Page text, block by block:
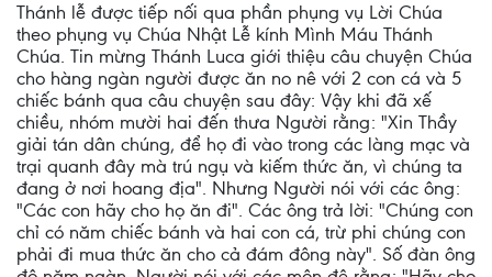
Thánh lễ được tiếp nối qua phần phụng vụ Lời Chúa
theo phụng vụ Chúa Nhật Lễ kính Mình Máu Thánh
Chúa. Tin mừng Thánh Luca giới thiệu câu chuyện Chúa
cho hàng ngàn người được ăn no nê với 2 con cá và 5
chiếc bánh qua câu chuyện sau đây: Vậy khi đã xế
chiều, nhóm mười hai đến thưa Người rằng: "Xin Thầy
giải tán dân chúng, để họ đi vào trong các làng mạc và
trại quanh đây mà trú ngụ và kiếm thức ăn, vì chúng ta
đang ở nơi hoang địa". Nhưng Người nói với các ông:
"Các con hãy cho họ ăn đi". Các ông trả lời: "Chúng con
chỉ có năm chiếc bánh và hai con cá, trừ phi chúng con
phải đi mua thức ăn cho cả đám đông này". Số đàn ông